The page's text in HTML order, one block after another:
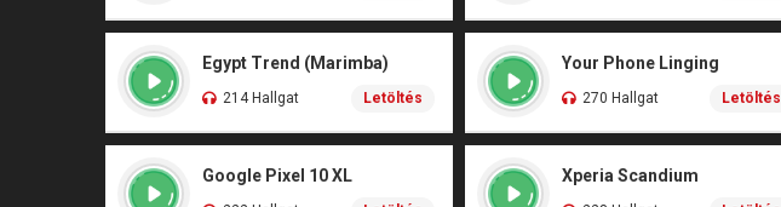
Egypt Trend (Marimba)
214 Hallgat Letöltés
Your Phone Linging
270 Hallgat Letöltés
Google Pixel 10 XL Xperia Scandium